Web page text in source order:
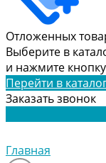
Отложенных
Выберите в
и нажмите кнопку
Перейти в
Заказать звонок
Главная